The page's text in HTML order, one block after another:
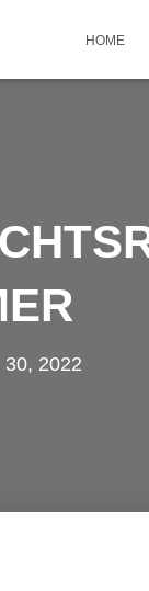
HOME
30, 2022